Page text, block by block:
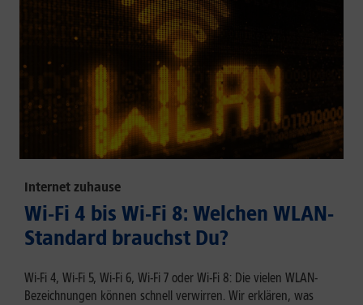
Internet zuhause
Wi-Fi 4 bis Wi-Fi 8: Welchen WLAN-
Standard brauchst Du?
Wi-Fi 4, Wi-Fi 5, Wi-Fi 6, Wi-Fi 7 oder Wi-Fi 8: Die vielen WLAN-
Bezeichnungen können schnell verwirren. Wir erklären, was